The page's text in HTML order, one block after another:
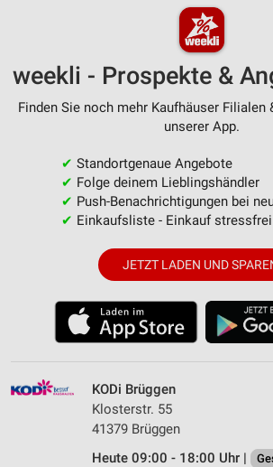
weekli - Prospekte &
Finden Sie noch mehr Kaufhäuser Filialen
unserer App.
✔ Standortgenaue Angebote
✔ Folge deinem Lieblingshändler
✔ Push-Benachrichtigungen bei
✔ Einkaufsliste - Einkauf
JETZT LADEN UND
KODi Brüggen
Klosterstr. 55
41379 Brüggen
Heute 09:00 - 18:00 Uhr |